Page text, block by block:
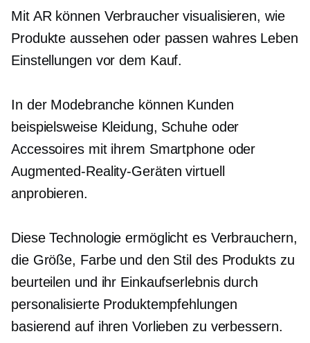
Mit AR können Verbraucher visualisieren, wie
Produkte aussehen oder passen wahres Leben
Einstellungen vor dem Kauf.
In der Modebranche können Kunden
beispielsweise Kleidung, Schuhe oder
Accessoires mit ihrem Smartphone oder
Augmented-Reality-Geräten virtuell
anprobieren.
Diese Technologie ermöglicht es Verbrauchern,
die Größe, Farbe und den Stil des Produkts zu
beurteilen und ihr Einkaufserlebnis durch
personalisierte Produktempfehlungen
basierend auf ihren Vorlieben zu verbessern.